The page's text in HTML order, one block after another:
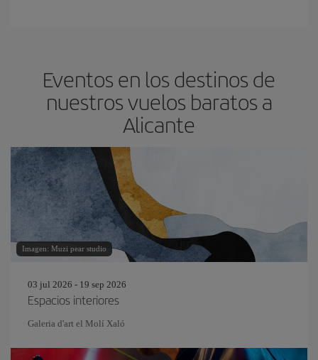
Eventos en los destinos de
nuestros vuelos baratos a
Alicante
Imagen: Muzi pear studio
03 jul 2026 - 19 sep 2026
Espacios interiores
Galeria d'art el Molí Xaló